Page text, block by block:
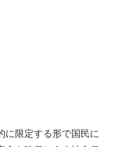
に限定する形で国民に